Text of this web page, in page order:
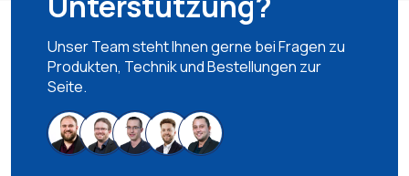
Unser Team steht Ihnen gerne bei Fragen zu
Produkten, Technik und Bestellungen zur
Seite.